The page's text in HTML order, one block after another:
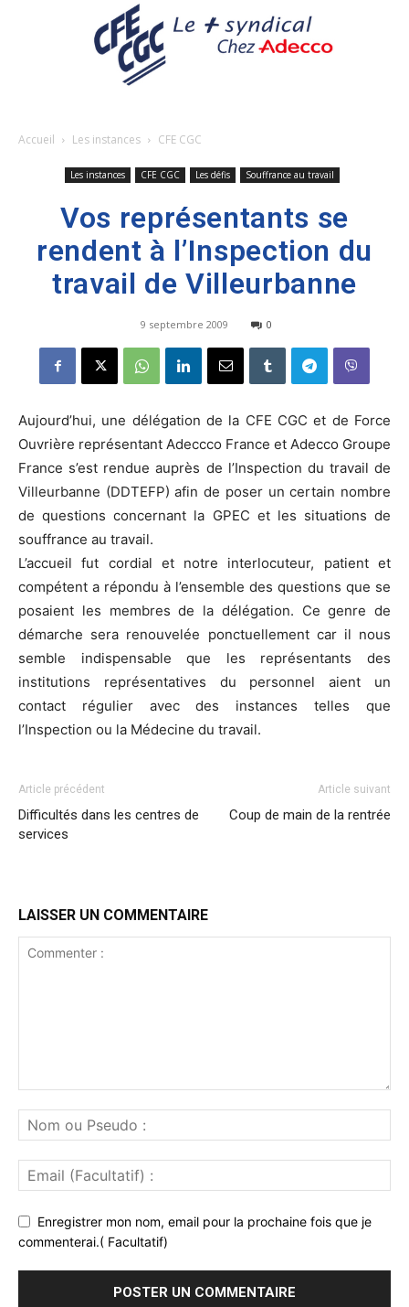
Accueil Les instances CFE CGC
Les instances CFE CGC Les défis Souffrance au travail
Vos représentants se
rendent à l’Inspection du
travail de Villeurbanne
9 septembre 2009 0
Aujourd’hui, une délégation de la CFE CGC et de Force
Ouvrière représentant Adeccco France et Adecco Groupe
France s’est rendue auprès de l’Inspection du travail de
Villeurbanne (DDTEFP) afin de poser un certain nombre
de questions concernant la GPEC et les situations de
souffrance au travail.
L’accueil fut cordial et notre interlocuteur, patient et
compétent a répondu à l’ensemble des questions que se
posaient les membres de la délégation. Ce genre de
démarche sera renouvelée ponctuellement car il nous
semble indispensable que les représentants des
institutions représentatives du personnel aient un
contact régulier avec des instances telles que
l’Inspection ou la Médecine du travail.
Article précédent
Difficultés dans les centres de
services
Article suivant
Coup de main de la rentrée
LAISSER UN COMMENTAIRE
Enregistrer mon nom, email pour la prochaine fois que je
commenterai.( Facultatif)